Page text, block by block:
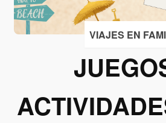
VIAJES EN
de
Grupo
Xcaret
Otorgo mi
para
suscribirme